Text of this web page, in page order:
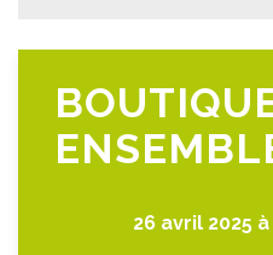
26 avril 2025